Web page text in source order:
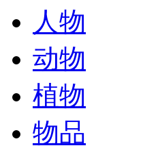
人物
动物
植物
物品